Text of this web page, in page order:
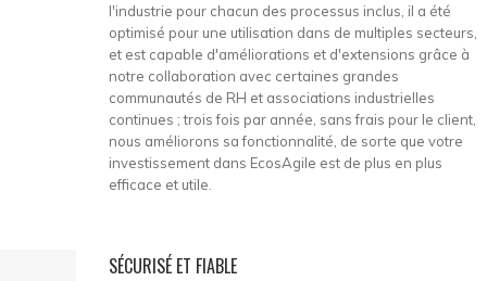
l'industrie pour chacun des processus inclus, il a été
optimisé pour une utilisation dans de multiples secteurs,
et est capable d'améliorations et d'extensions grâce à
notre collaboration avec certaines grandes
communautés de RH et associations industrielles
continues ; trois fois par année, sans frais pour le client,
nous améliorons sa fonctionnalité, de sorte que votre
investissement dans EcosAgile est de plus en plus
efficace et utile.
SÉCURISÉ ET FIABLE